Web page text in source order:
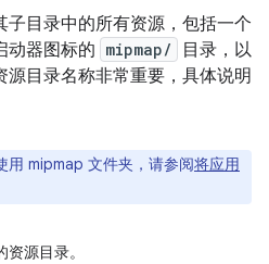
子目录中的所有资源，包括一个
动器图标的 mipmap/
目录，以
目录名称非常重要，具体说明
用 mipmap 文件夹，请参阅将应用
源目录。